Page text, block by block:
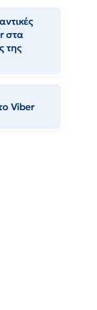
στα
της
Viber